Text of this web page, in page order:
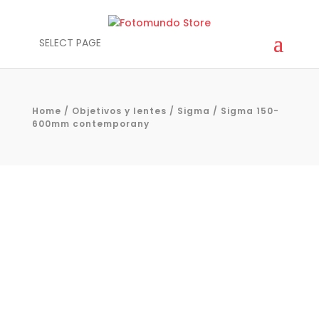
SELECT PAGE
Home / Objetivos y lentes / Sigma / Sigma 150-
600mm contemporany